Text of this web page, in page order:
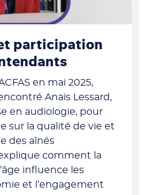
participation
en mai 2025,
Anaïs Lessard,
en audiologie, pour
sur la qualité de vie et
des aînés
comment la
influence les
et l’engagement